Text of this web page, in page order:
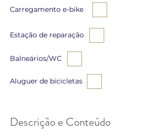
Carregamento e-bike
Estação de reparação
Balneários/WC
Aluguer de bicicletas
Descrição e Conteúdo